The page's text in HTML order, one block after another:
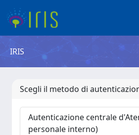
IRIS
Scegli il metodo di
Autenticazione centrale
personale interno)